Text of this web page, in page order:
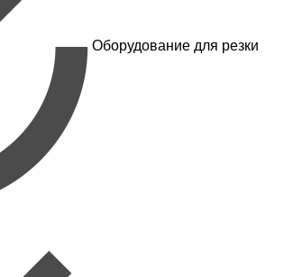
Оборудование для резки